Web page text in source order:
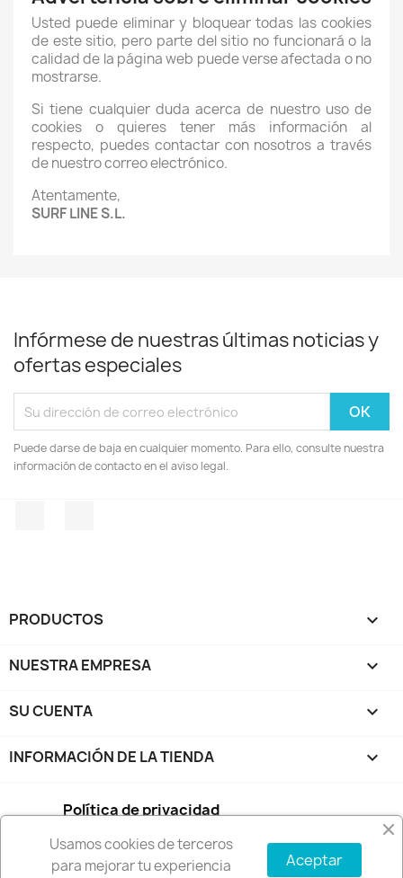
Usted puede eliminar y bloquear todas las cookies
de este sitio, pero parte del sitio no funcionará o la
calidad de la página web puede verse afectada o no
mostrarse.
Si tiene cualquier duda acerca de nuestro uso de
cookies o quieres tener más información al
respecto, puedes contactar con nosotros a través
de nuestro correo electrónico.
Atentamente,
SURF LINE S.L.
Infórmese de nuestras últimas noticias y
ofertas especiales
Puede darse de baja en cualquier momento. Para ello, consulte nuestra
información de contacto en el aviso legal.
PRODUCTOS 
NUESTRA EMPRESA 
SU CUENTA 
INFORMACIÓN DE LA TIENDA keyboard_arrow_down
Política de privacidad
Condiciones de compra
Usamos cookies de terceros
para mejorar tu experiencia
Aceptar